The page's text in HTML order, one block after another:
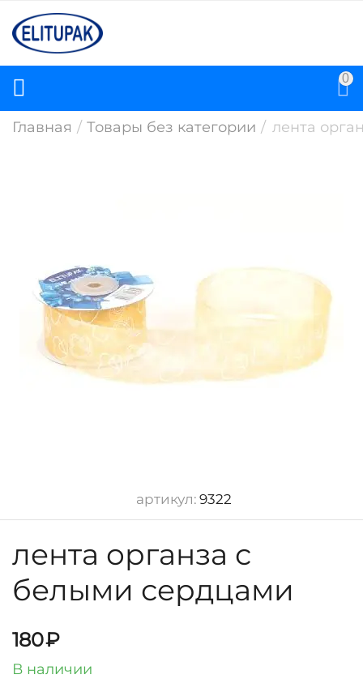
0
Главная / Товары без категории / лента
артикул: 9322
лента органза с
белыми сердцами
180₽
В наличии